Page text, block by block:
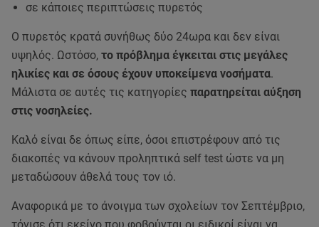
σε κάποιες περιπτώσεις πυρετός
Ο πυρετός κρατά συνήθως δύο 24ωρα και δεν είναι
υψηλός. Ωστόσο, το πρόβλημα έγκειται στις μεγάλες
ηλικίες και σε όσους έχουν υποκείμενα νοσήματα.
Μάλιστα σε αυτές τις κατηγορίες παρατηρείται αύξηση
στις νοσηλείες.
Καλό είναι δε όπως είπε, όσοι επιστρέφουν από τις
διακοπές να κάνουν προληπτικά self test ώστε να μη
μεταδώσουν άθελά τους τον ιό.
Αναφορικά με το άνοιγμα των σχολείων τον Σεπτέμβριο,